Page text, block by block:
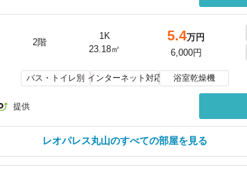
2階
1K
23.18㎡
5.4万円
6,000円
バス・トイレ別 インターネット対応 浴室乾燥機
提供
レオパレス丸山のすべての部屋を見る